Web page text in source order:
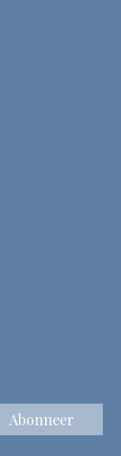
Abonneer